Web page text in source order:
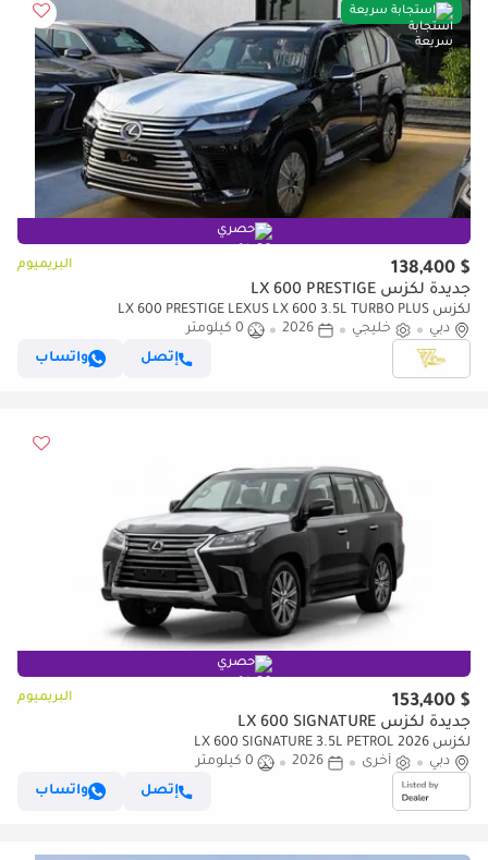
استجابة سريعة
حصري
$ 138,400 البريميوم
جديدة لكزس LX 600 PRESTIGE
لكزس LX 600 PRESTIGE LEXUS LX 600 3.5L TURBO PLUS
دبي
خليجي 2026
0 كيلومتر
إتصل
واتساب
حصري
$ 153,400 البريميوم
جديدة لكزس LX 600 SIGNATURE
لكزس LX 600 SIGNATURE 3.5L PETROL 2026
دبي
أخرى 2026
0 كيلومتر
إتصل
واتساب